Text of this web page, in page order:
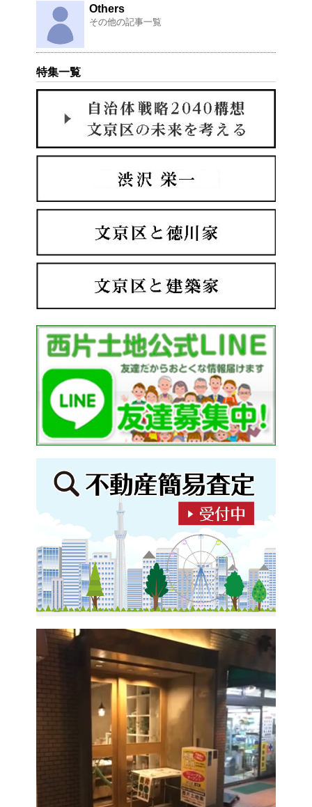
Others
その他の記事一覧
特集一覧